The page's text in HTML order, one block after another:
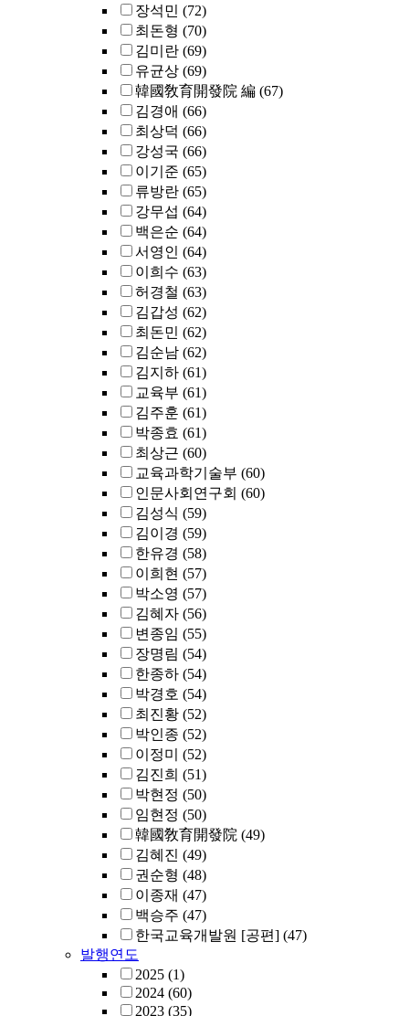
장석민 (72)
최돈형 (70)
김미란 (69)
유균상 (69)
韓國敎育開發院 編 (67)
김경애 (66)
최상덕 (66)
강성국 (66)
이기준 (65)
류방란 (65)
강무섭 (64)
백은순 (64)
서영인 (64)
이희수 (63)
허경철 (63)
김갑성 (62)
최돈민 (62)
김순남 (62)
김지하 (61)
교육부 (61)
김주훈 (61)
박종효 (61)
최상근 (60)
교육과학기술부 (60)
인문사회연구회 (60)
김성식 (59)
김이경 (59)
한유경 (58)
이희현 (57)
박소영 (57)
김혜자 (56)
변종임 (55)
장명림 (54)
한종하 (54)
박경호 (54)
최진황 (52)
박인종 (52)
이정미
(52)
김진희 (51)
박현정 (50)
임현정 (50)
韓國敎育開發院 (49)
김혜진 (49)
권순형 (48)
이종재 (47)
백승주 (47)
한국교육개발원 [공편] (47)
발행연도
2025 (1)
2024 (60)
2023 (35)